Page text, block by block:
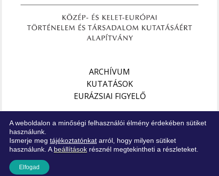
ARCHÍVUM
KUTATÁSOK
EURÁZSIAI FIGYELŐ
Impresszum
Adatkezelési tájékoztató
Copyright © XXI. Század Intézet – Minden jog fenntartva!
A weboldalon a minőségi felhasználói élmény érdekében sütiket
használunk.
Ismerje meg tájékoztatónkat arról, hogy milyen sütiket
használunk. A beállítások résznél megtekintheti a részleteket.
Elfogad